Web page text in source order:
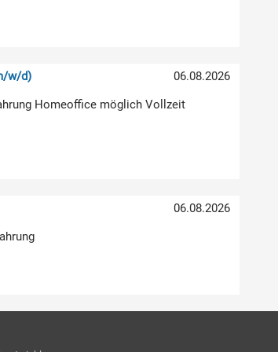
06.08.2026
w/d)
Homeoffice möglich Vollzeit
06.08.2026